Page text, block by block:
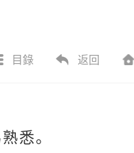
目錄 返回
悉。